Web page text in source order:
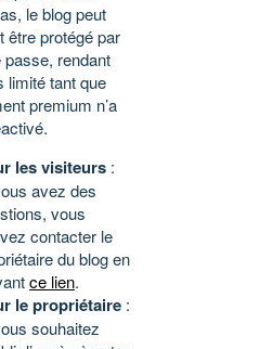
le blog peut
être protégé par
passe, rendant
limité tant que
premium n’a
les visiteurs :
avez des
vous
contacter le
du blog en
ce lien.
le propriétaire :
souhaitez